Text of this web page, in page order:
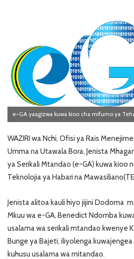
e-GA yaagizwa kuwa kioo cha mifumo ya
WAZIRI wa Nchi, Ofisi ya Rais
Umma na Utawala Bora, Jenista
ya Serikali Mtandao (e-GA) kuwa kioo
Teknolojia ya Habari na
Jenista alitoa kauli hiyo jijini Dodoma
Mkuu wa e-GA, Benedict Ndomba
usalama wa serikali mtandao kwenye
Bunge ya Bajeti, iliyolenga
kuhusu usalama wa mitandao.